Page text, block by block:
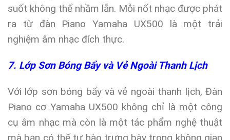
suốt không thể nhầm lẫn. Mỗi nốt nhạc được phát
ra từ đàn Piano Yamaha UX500 là một trải
nghiệm âm nhạc đích thực.
7. Lớp Sơn Bóng Bẩy và Vẻ Ngoài Thanh Lịch
Với lớp sơn bóng bẩy và vẻ ngoài thanh lịch, Đàn
Piano cơ Yamaha UX500 không chỉ là một công
cụ âm nhạc mà còn là một tác phẩm nghệ thuật
mà bạn có thể tự hào trưng bày trong không gian